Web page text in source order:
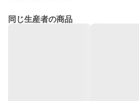
同じ生産者の商品